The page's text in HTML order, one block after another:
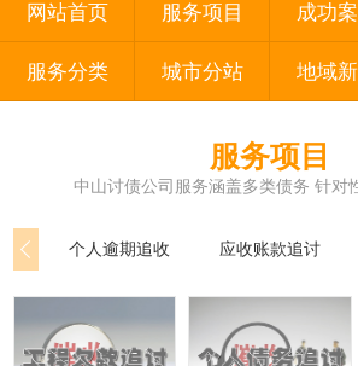
网站首页 服务项目 成功
服务分类 城市分站 地域
服务项目
中山讨债公司服务涵盖多类债务 针对
个人逾期追收 应收账款追讨